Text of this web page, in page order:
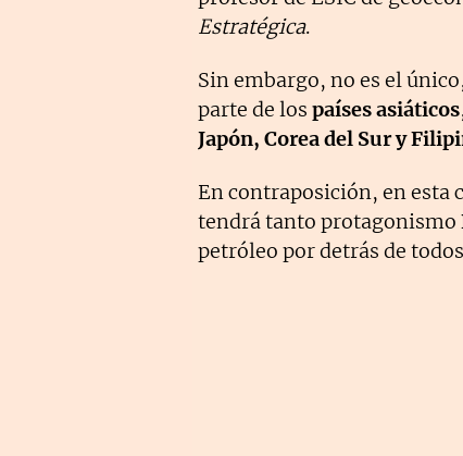
Estratégica.
Sin embargo, no es el
parte de los países asiáticos
Japón, Corea del Sur y
En contraposición, en esta
tendrá tanto protagonismo
petróleo por detrás de